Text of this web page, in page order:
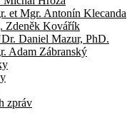
et Mgr. Antonín Klecanda
Zdeněk Kovářík
Daniel Mazur, PhD.
Adam Zábranský
zpráv